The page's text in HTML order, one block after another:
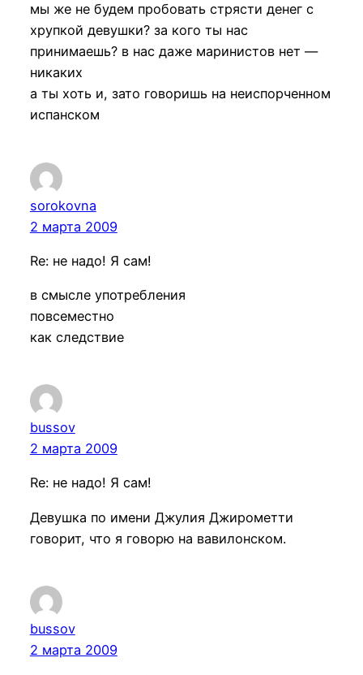
мы же не будем пробовать стрясти денег с
хрупкой девушки? за кого ты нас
принимаешь? в нас даже маринистов нет —
никаких
а ты хоть и, зато говоришь на неиспорченном
испанском
sorokovna
2 марта 2009
Re: не надо! Я сам!
в смысле употребления
повсеместно
как следствие
bussov
2 марта 2009
Re: не надо! Я сам!
Девушка по имени Джулия Джирометти
говорит, что я говорю на вавилонском.
bussov
2 марта 2009